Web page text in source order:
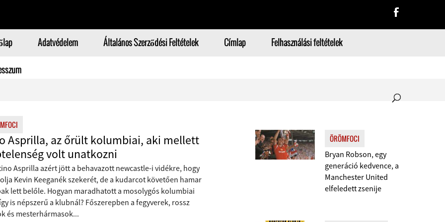
Adatvédelem Általános Szerződési Feltételek Címlap Felhasználási feltételek
Asprilla, az őrült kolumbiai, aki mellett
volt unatkozni
Asprilla azért jött a behavazott newcastle-i vidékre, hogy
Kevin Keeganék szekerét, de a kudarcot követően hamar
lett belőle. Hogyan maradhatott a mosolygós kolumbiai
is népszerű a klubnál? Főszerepben a fegyverek, rossz
és mesterhármasok...
ÖRÖMFOCI
Bryan Robson, egy
generáció kedvence, a
Manchester United
elfeledett zsenije